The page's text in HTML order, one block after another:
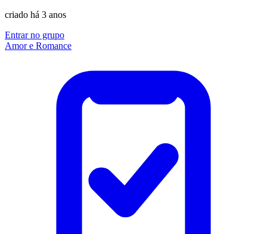
criado há 3 anos
Entrar no grupo
Amor e Romance